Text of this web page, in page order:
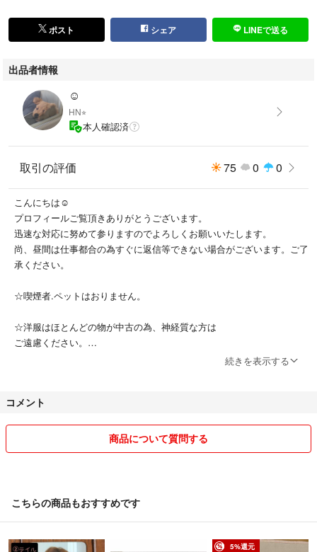
ポスト シェア LINEで送る
出品者情報
☺︎
HN⭐︎
本人確認済
取引の評価 75 0 0
こんにちは☺︎
プロフィールご覧頂きありがとうございます。
迅速な対応に努めて参りますのでよろしくお願いいたします。
尚、昼間は仕事都合の為すぐに返信等できない場合がございます。ご了
承ください。
☆喫煙者.ペットはおりません。
☆洋服はほとんどの物が中古の為、神経質な方は
ご遠慮ください。
品する場合もございます。
☆配送中のトラブル・事故については責任負いかねます。
は前後する可能性ございますので予めご了承ください。
購入申請をお願いいたします。
続きを表示する
コメント
商品について質問する
こちらの商品もおすすめです
5%還元